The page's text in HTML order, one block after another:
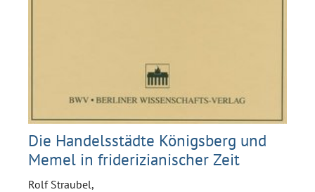
Die Handelsstädte Königsberg und
Memel in friderizianischer Zeit
Rolf Straubel,